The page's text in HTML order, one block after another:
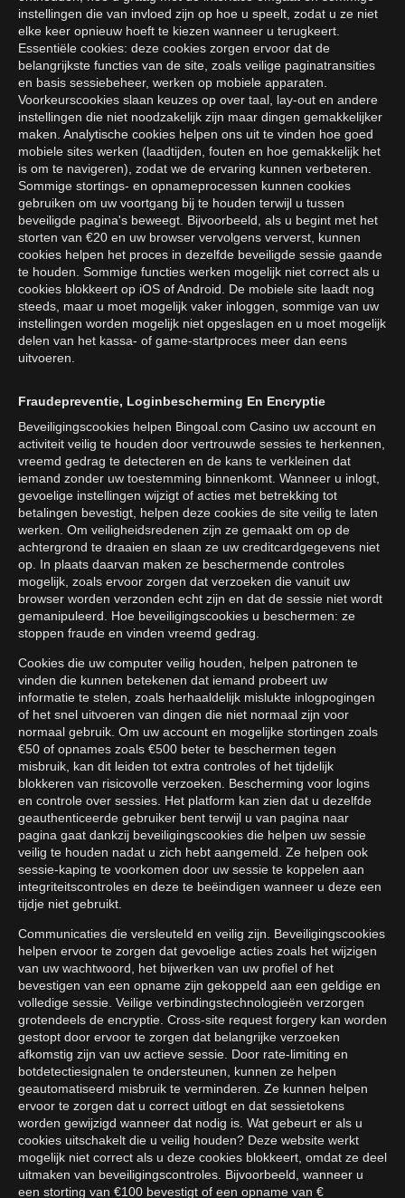
instellingen die van invloed zijn op hoe u speelt, zodat u ze niet
elke keer opnieuw hoeft te kiezen wanneer u terugkeert.
Essentiële cookies: deze cookies zorgen ervoor dat de
belangrijkste functies van de site, zoals veilige paginatransities
en basis sessiebeheer, werken op mobiele apparaten.
Voorkeurscookies slaan keuzes op over taal, lay-out en andere
instellingen die niet noodzakelijk zijn maar dingen gemakkelijker
maken. Analytische cookies helpen ons uit te vinden hoe goed
mobiele sites werken (laadtijden, fouten en hoe gemakkelijk het
is om te navigeren), zodat we de ervaring kunnen verbeteren.
Sommige stortings- en opnameprocessen kunnen cookies
gebruiken om uw voortgang bij te houden terwijl u tussen
beveiligde pagina's beweegt. Bijvoorbeeld, als u begint met het
storten van €20 en uw browser vervolgens ververst, kunnen
cookies helpen het proces in dezelfde beveiligde sessie gaande
te houden. Sommige functies werken mogelijk niet correct als u
cookies blokkeert op iOS of Android. De mobiele site laadt nog
steeds, maar u moet mogelijk vaker inloggen, sommige van uw
instellingen worden mogelijk niet opgeslagen en u moet mogelijk
delen van het kassa- of game-startproces meer dan eens
uitvoeren.
Fraudepreventie, Loginbescherming En Encryptie
Beveiligingscookies helpen Bingoal.com Casino uw account en
activiteit veilig te houden door vertrouwde sessies te herkennen,
vreemd gedrag te detecteren en de kans te verkleinen dat
iemand zonder uw toestemming binnenkomt. Wanneer u inlogt,
gevoelige instellingen wijzigt of acties met betrekking tot
betalingen bevestigt, helpen deze cookies de site veilig te laten
werken. Om veiligheidsredenen zijn ze gemaakt om op de
achtergrond te draaien en slaan ze uw creditcardgegevens niet
op. In plaats daarvan maken ze beschermende controles
mogelijk, zoals ervoor zorgen dat verzoeken die vanuit uw
browser worden verzonden echt zijn en dat de sessie niet wordt
gemanipuleerd. Hoe beveiligingscookies u beschermen: ze
stoppen fraude en vinden vreemd gedrag.
Cookies die uw computer veilig houden, helpen patronen te
vinden die kunnen betekenen dat iemand probeert uw
informatie te stelen, zoals herhaaldelijk mislukte inlogpogingen
of het snel uitvoeren van dingen die niet normaal zijn voor
normaal gebruik. Om uw account en mogelijke stortingen zoals
€50 of opnames zoals €500 beter te beschermen tegen
misbruik, kan dit leiden tot extra controles of het tijdelijk
blokkeren van risicovolle verzoeken. Bescherming voor logins
en controle over sessies. Het platform kan zien dat u dezelfde
geauthenticeerde gebruiker bent terwijl u van pagina naar
pagina gaat dankzij beveiligingscookies die helpen uw sessie
veilig te houden nadat u zich hebt aangemeld. Ze helpen ook
sessie-kaping te voorkomen door uw sessie te koppelen aan
integriteitscontroles en deze te beëindigen wanneer u deze een
tijdje niet gebruikt.
Communicaties die versleuteld en veilig zijn. Beveiligingscookies
helpen ervoor te zorgen dat gevoelige acties zoals het wijzigen
van uw wachtwoord, het bijwerken van uw profiel of het
bevestigen van een opname zijn gekoppeld aan een geldige en
volledige sessie. Veilige verbindingstechnologieën verzorgen
grotendeels de encryptie. Cross-site request forgery kan worden
gestopt door ervoor te zorgen dat belangrijke verzoeken
afkomstig zijn van uw actieve sessie. Door rate-limiting en
botdetectiesignalen te ondersteunen, kunnen ze helpen
geautomatiseerd misbruik te verminderen. Ze kunnen helpen
ervoor te zorgen dat u correct uitlogt en dat sessietokens
worden gewijzigd wanneer dat nodig is. Wat gebeurt er als u
cookies uitschakelt die u veilig houden? Deze website werkt
mogelijk niet correct als u deze cookies blokkeert, omdat ze deel
uitmaken van beveiligingscontroles. Bijvoorbeeld, wanneer u
een storting van €100 bevestigt of een opname van €